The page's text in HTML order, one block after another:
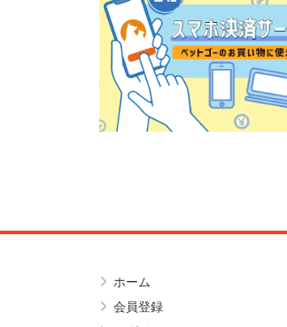
ホーム
会員登録